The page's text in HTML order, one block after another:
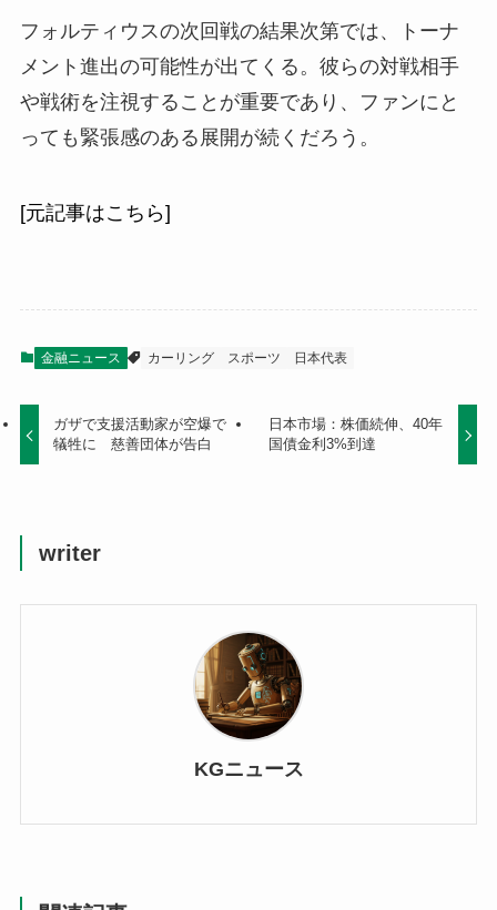
フォルティウスの次回戦の結果次第では、トーナ
メント進出の可能性が出てくる。彼らの対戦相手
や戦術を注視することが重要であり、ファンにと
っても緊張感のある展開が続くだろう。
[元記事はこちら]
金融ニュース カーリング スポーツ 日本代表
ガザで支援活動家が空爆で
犠牲に 慈善団体が告白
日本市場：株価続伸、40年
国債金利3%到達
writer
KGニュース